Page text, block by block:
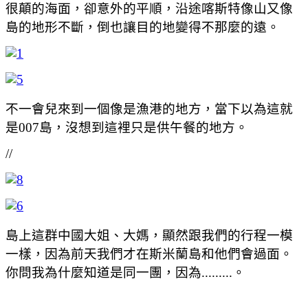
很顛的海面，卻意外的平順，沿途喀斯特像山又像
島的地形不斷，倒也讓目的地變得不那麼的遠。
不一會兒來到一個像是漁港的地方，當下以為這就
是007島，沒想到這裡只是供午餐的地方。
//
島上這群中國大姐、大媽，顯然跟我們的行程一模
一樣，因為前天我們才在斯米蘭島和他們會過面。
你問我為什麼知道是同一團，因為.........。